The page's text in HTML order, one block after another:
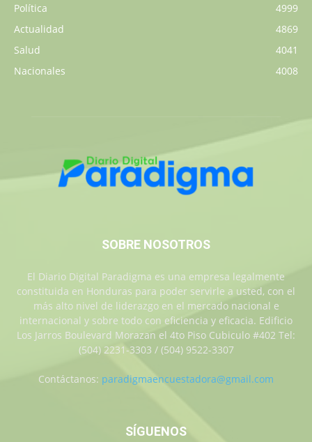
Política
4999
Actualidad
4869
Salud
4041
Nacionales
4008
SOBRE NOSOTROS
El Diario Digital Paradigma es una empresa legalmente
constituida en Honduras para poder servirle a usted, con el
más alto nivel de liderazgo en el mercado nacional e
internacional y sobre todo con eficiencia y eficacia. Edificio
Los Jarros Boulevard Morazan el 4to Piso Cubiculo #402 Tel:
(504) 2231-3303 / (504) 9522-3307
Contáctanos: paradigmaencuestadora@gmail.com
SÍGUENOS